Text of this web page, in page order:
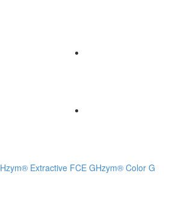
Hzym® Extractive FCE GHzym® Color G